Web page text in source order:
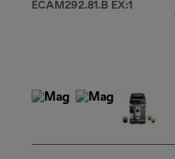
ECAM292.81.B EX:1